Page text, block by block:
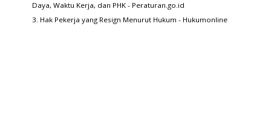
Daya, Waktu Kerja, dan PHK - Peraturan.go.id
3. Hak Pekerja yang Resign Menurut Hukum - Hukumonline